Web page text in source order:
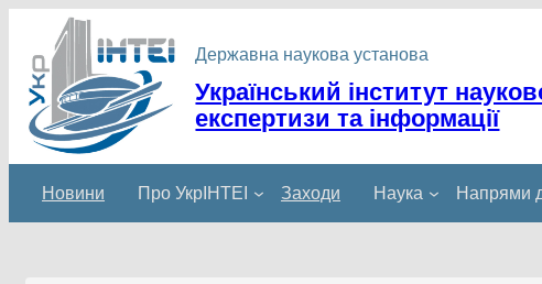
Перейти
вмісту
Державна наукова установа
Український інститут
експертизи та інформації
Новини Про УкрІНТЕІ Заходи Наука Напрями